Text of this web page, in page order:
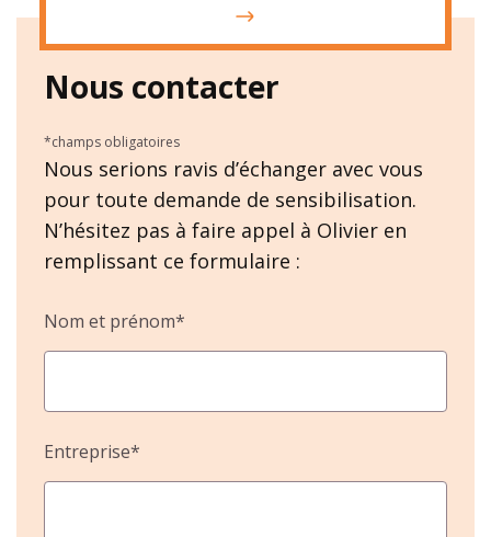
Nous contacter
*champs obligatoires
Nous serions ravis d’échanger avec vous
pour toute demande de sensibilisation.
N’hésitez pas à faire appel à Olivier en
remplissant ce formulaire :
Nom et prénom*
Entreprise*